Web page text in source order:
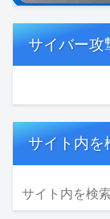
サイバー攻
サイト内を